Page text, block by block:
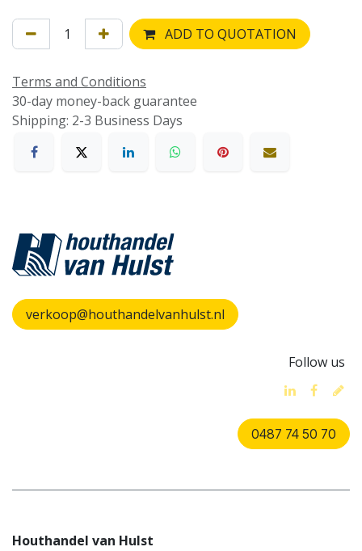
ADD TO QUOTATION
Terms and Conditions
30-day money-back guarantee
Shipping: 2-3 Business Days
verkoop@houthandelvanhulst.nl
Follow us
0487 74 50 70
Houthandel van Hulst